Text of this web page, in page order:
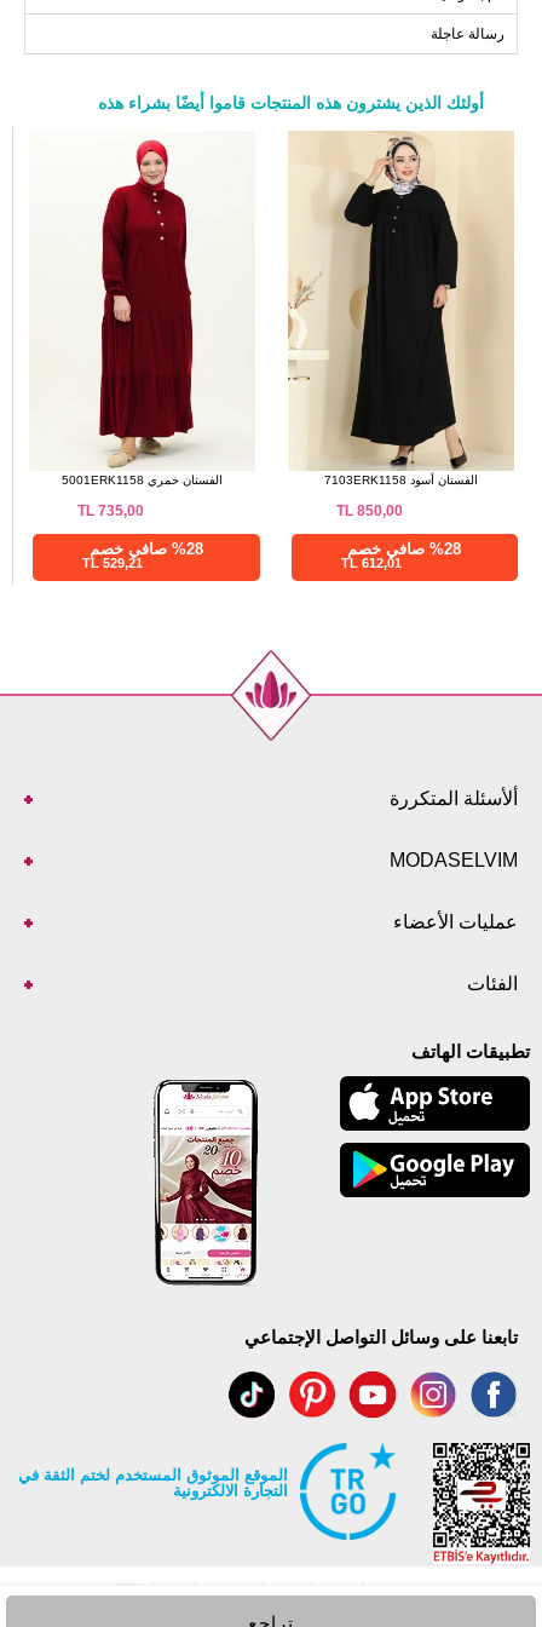
50
120
143
52
124
143
رسالة عاجلة
تراجع
أولئك الذين يشترون هذه المنتجات قاموا أيضًا بشراء هذه
الفستان خمري 5001ERK1158
735,00
%28 صافي خصم
529,21 TL
الفستان أسود 7103ERK1158
850,00
TL
%28 صافي خصم
612,01 TL
ألأسئلة المتكررة
MODASELVIM
عمليات الأعضاء
الفئات
تطبيقات الهاتف
تابعنا على وسائل التواصل الإجتماعي
الموقع الموثوق المستخدم لختم الثقة في
التجارة الالكترونية